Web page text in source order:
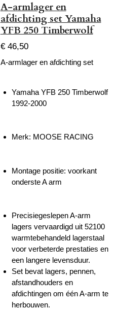
A-armlager en
afdichting set Yamaha
YFB 250 Timberwolf
€ 46,50
A-armlager en afdichting set
Yamaha YFB 250 Timberwolf
1992-2000
Merk: MOOSE RACING
Montage positie: voorkant
onderste A arm
Precisiegeslepen A-arm
lagers vervaardigd uit 52100
warmtebehandeld lagerstaal
voor verbeterde prestaties en
een langere levensduur.
Set bevat lagers, pennen,
afstandhouders en
afdichtingen om één A-arm te
herbouwen.